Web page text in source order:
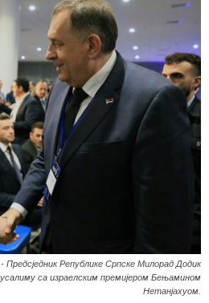
Републике Српске Милорад Додик
са израелским премијером Бењамином
Нетанјахуом.